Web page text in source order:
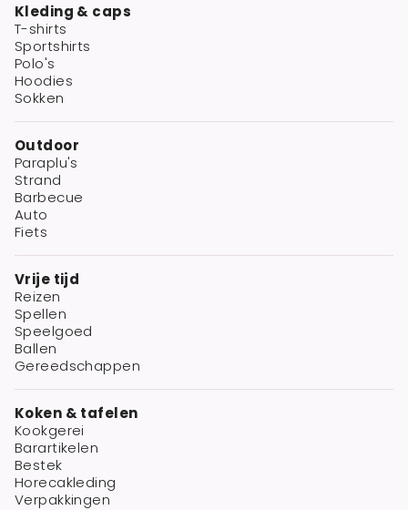
Kleding & caps
T-shirts
Sportshirts
Polo's
Hoodies
Sokken
Outdoor
Paraplu's
Strand
Barbecue
Auto
Fiets
Vrije tijd
Reizen
Spellen
Speelgoed
Ballen
Gereedschappen
Koken & tafelen
Kookgerei
Barartikelen
Bestek
Horecakleding
Verpakkingen